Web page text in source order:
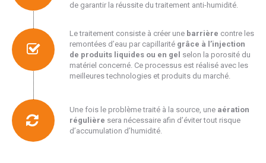
de garantir la réussite du traitement anti-humidité.
Le traitement consiste à créer une barrière contre les
remontées d’eau par capillarité grâce à l’injection
de produits liquides ou en gel selon la porosité du
matériel concerné. Ce processus est réalisé avec les
meilleures technologies et produits du marché.
Une fois le problème traité à la source, une aération
régulière sera nécessaire afin d’éviter tout risque
d’accumulation d’humidité.